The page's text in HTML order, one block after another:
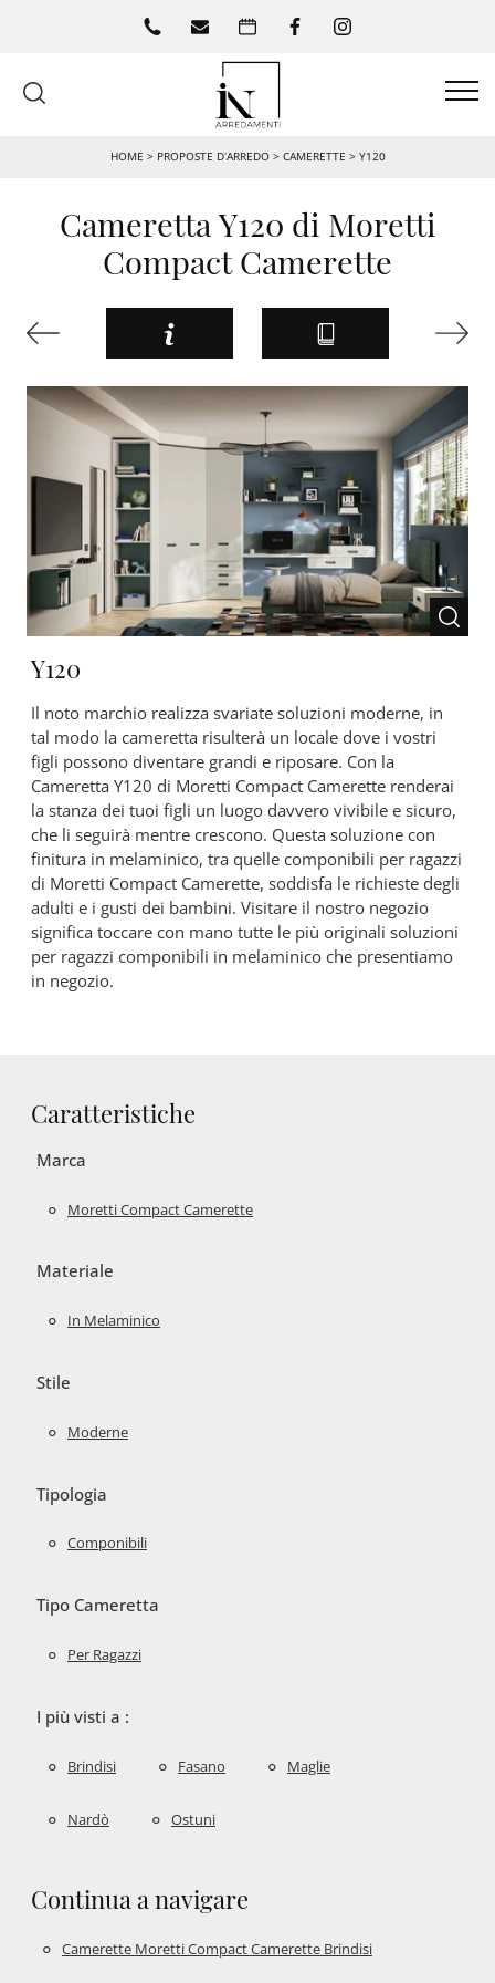
HOME > PROPOSTE D’ARREDO> CAMERETTE > Y120
Cameretta Y120 di Moretti
Compact Camerette
Y120
Il noto marchio realizza svariate soluzioni moderne, in
tal modo la cameretta risulterà un locale dove i vostri
figli possono diventare grandi e riposare. Con la
Cameretta Y120 di Moretti Compact Camerette renderai
la stanza dei tuoi figli un luogo davvero vivibile e sicuro,
che li seguirà mentre crescono. Questa soluzione con
finitura in melaminico, tra quelle componibili per ragazzi
di Moretti Compact Camerette, soddisfa le richieste degli
adulti e i gusti dei bambini. Visitare il nostro negozio
significa toccare con mano tutte le più originali soluzioni
per ragazzi componibili in melaminico che presentiamo
in negozio.
Caratteristiche
Marca
Moretti Compact Camerette
Materiale
In Melaminico
Stile
Moderne
Tipologia
Componibili
Tipo Cameretta
Per Ragazzi
I più visti a :
Brindisi Fasano Maglie
Nardò Ostuni
Continua a navigare
Camerette Moretti Compact Camerette Brindisi